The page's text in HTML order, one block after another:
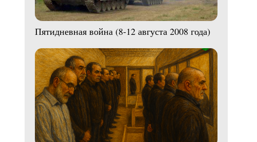
Пятидневная война (8-12 августа 2008 года)